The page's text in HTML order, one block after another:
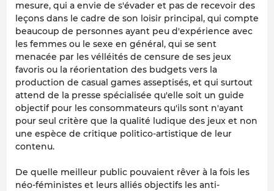
mesure, qui a envie de s'évader et pas de recevoir des
leçons dans le cadre de son loisir principal, qui compte
beaucoup de personnes ayant peu d'expérience avec
les femmes ou le sexe en général, qui se sent
menacée par les vélléités de censure de ses jeux
favoris ou la réorientation des budgets vers la
production de casual games asseptisés, et qui surtout
attend de la presse spécialisée qu'elle soit un guide
objectif pour les consommateurs qu'ils sont n'ayant
pour seul critère que la qualité ludique des jeux et non
une espèce de critique politico-artistique de leur
contenu.
De quelle meilleur public pouvaient rêver à la fois les
néo-féministes et leurs alliés objectifs les anti-